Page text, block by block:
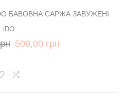
БАВОВНА САРЖА ЗАВУЖЕНІ
iDO
509,00 грн